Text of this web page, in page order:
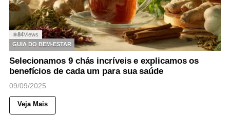
◉84Views
GUIA DO BEM-ESTAR
Selecionamos 9 chás incríveis e explicamos os
benefícios de cada um para sua saúde
09/09/2025
Veja Mais